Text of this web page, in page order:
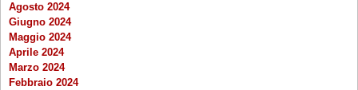
Agosto 2024
Giugno 2024
Maggio 2024
Aprile 2024
Marzo 2024
Febbraio 2024